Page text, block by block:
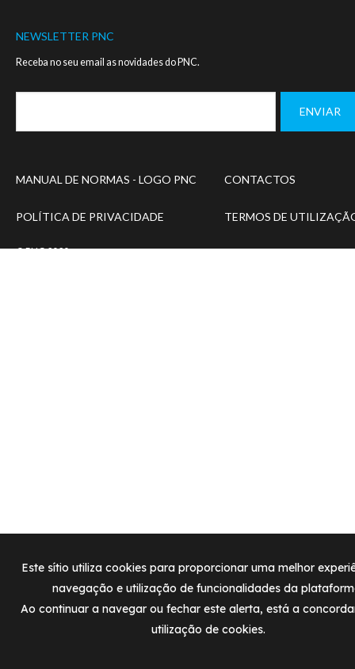
NEWSLETTER PNC
Receba no seu email as novidades do PNC.
Footer
MANUAL DE NORMAS - LOGO PNC CONTACTOS
POLÍTICA DE PRIVACIDADE TERMOS DE
© PNC 2020
Este sítio utiliza cookies para proporcionar uma melhor
navegação e utilização de funcionalidades da
Ao continuar a navegar ou fechar este alerta, está a
utilização de cookies.